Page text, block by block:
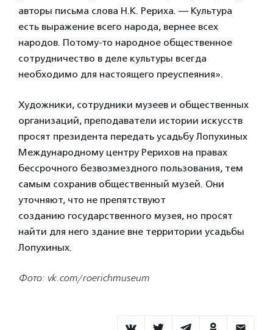
авторы письма слова Н.К. Рериха. — Культура
есть выражение всего народа, вернее всех
народов. Потому-то народное общественное
сотрудничество в деле культуры всегда
необходимо для настоящего преуспеяния».
Художники, сотрудники музеев и общественных
организаций, преподаватели истории искусств
просят президента передать усадьбу Лопухиных
Международному центру Рерихов на правах
бессрочного безвозмездного пользования, тем
самым сохранив общественный музей. Они
уточняют, что не препятствуют
созданию государственного музея, но просят
найти для него здание вне территории усадьбы
Лопухиных.
Фото: vk.com/roerichmuseum